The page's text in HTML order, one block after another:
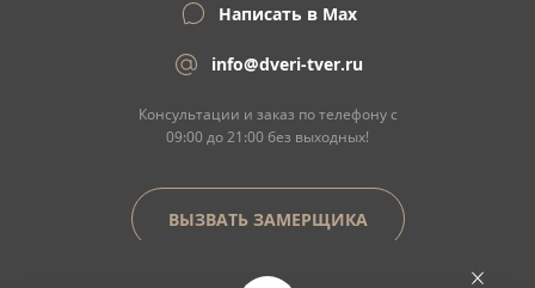
Написать в Max
info@dveri-tver.ru
Консультации и заказ по телефону с
09:00 до 21:00 без выходных!
ВЫЗВАТЬ ЗАМЕРЩИКА